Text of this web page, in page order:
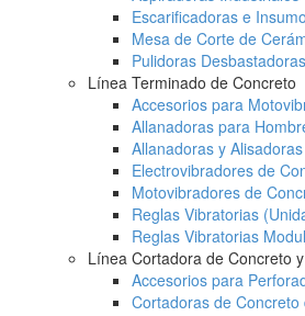
Escarificadoras e
Mesa de Corte de
Pulidoras
Línea Terminado de Concreto
Accesorios para
Allanadoras para
Allanadoras y Alisadoras
Electrovibradores de
Motovibradores de
Reglas Vibratorias
Reglas Vibratorias
Línea Cortadora de Concreto
Accesorios para
Cortadoras de Concreto